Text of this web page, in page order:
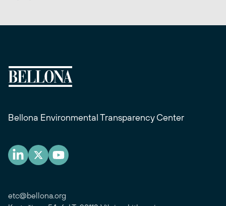
Bellona Environmental Transparency Center
etc@bellona.org